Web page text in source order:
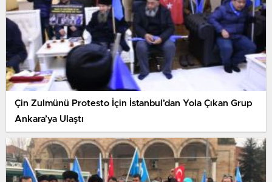
Çin Zulmünü Protesto İçin İstanbul’dan Yola Çıkan Grup
Ankara’ya Ulaştı